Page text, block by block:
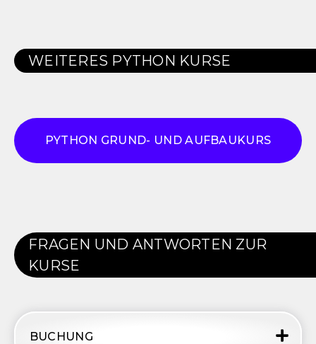
WEITERES PYTHON KURSE
PYTHON GRUND- UND AUFBAUKURS
FRAGEN UND ANTWORTEN ZUR
KURSE
BUCHUNG